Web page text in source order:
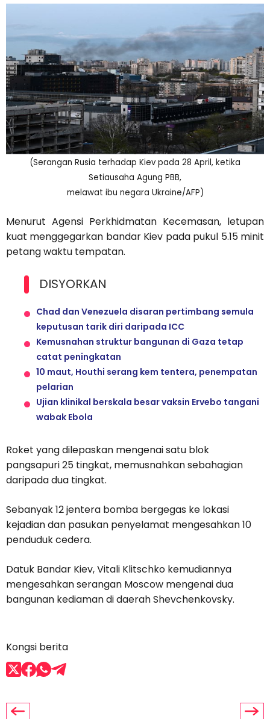
(Serangan Rusia terhadap Kiev pada 28 April, ketika
Setiausaha Agung PBB,
melawat ibu negara Ukraine/AFP)
Menurut Agensi Perkhidmatan Kecemasan, letupan
kuat menggegarkan bandar Kiev pada pukul 5.15 minit
petang waktu tempatan.
DISYORKAN
Chad dan Venezuela disaran pertimbang semula
keputusan tarik diri daripada ICC
Kemusnahan struktur bangunan di Gaza tetap
catat peningkatan
10 maut, Houthi serang kem tentera, penempatan
pelarian
Ujian klinikal berskala besar vaksin Ervebo tangani
wabak Ebola
Roket yang dilepaskan mengenai satu blok
pangsapuri 25 tingkat, memusnahkan sebahagian
daripada dua tingkat.
Sebanyak 12 jentera bomba bergegas ke lokasi
kejadian dan pasukan penyelamat mengesahkan 10
penduduk cedera.
Datuk Bandar Kiev, Vitali Klitschko kemudiannya
mengesahkan serangan Moscow mengenai dua
bangunan kediaman di daerah Shevchenkovsky.
Kongsi berita